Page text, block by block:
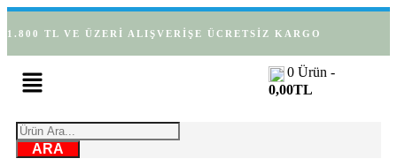
1.800 TL VE ÜZERİ ALIŞVERİŞE ÜCRETSİZ KARGO
0 Ürün -
0,00TL
ARA